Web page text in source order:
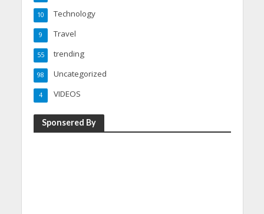
Technology
10
Travel
9
trending
55
Uncategorized
98
VIDEOS
4
Sponsered By